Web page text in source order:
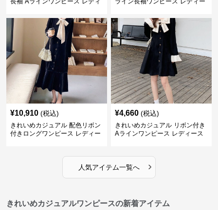
り替え 膝上丈 細見え フェミニ
ン おしゃれ
ト フェミニン 上品 おしゃれ
¥10,910 (税込)
きれいめカジュアル 配色リボン
付きロングワンピース レディー
¥4,660 (税込)
きれいめカジュアル リボン付き
Aラインワンピース レディース
ン
人気アイテム一覧へ ›
きれいめカジュアルワンピースの新着アイテム